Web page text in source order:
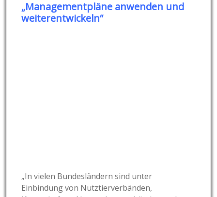
„Managementpläne anwenden und
weiterentwickeln“
„In vielen Bundesländern sind unter
Einbindung von Nutztierverbänden,